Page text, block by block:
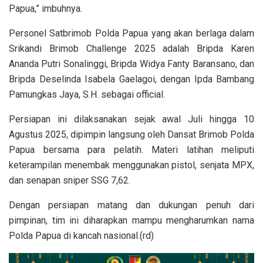
Papua,” imbuhnya.
Personel Satbrimob Polda Papua yang akan berlaga dalam
Srikandi Brimob Challenge 2025 adalah Bripda Karen
Ananda Putri Sonalinggi, Bripda Widya Fanty Baransano, dan
Bripda Deselinda Isabela Gaelagoi, dengan Ipda Bambang
Pamungkas Jaya, S.H. sebagai official.
Persiapan ini dilaksanakan sejak awal Juli hingga 10
Agustus 2025, dipimpin langsung oleh Dansat Brimob Polda
Papua bersama para pelatih. Materi latihan meliputi
keterampilan menembak menggunakan pistol, senjata MPX,
dan senapan sniper SSG 7,62.
Dengan persiapan matang dan dukungan penuh dari
pimpinan, tim ini diharapkan mampu mengharumkan nama
Polda Papua di kancah nasional.(rd)